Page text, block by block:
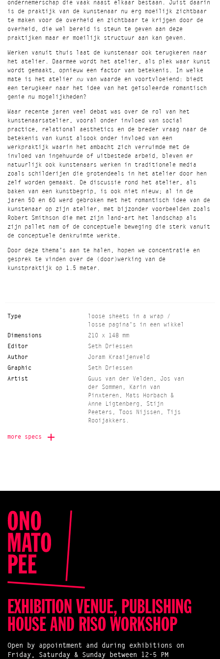
ondernemerschap die vaak naast elkaar bestaan. Juist daarin
is de praktijk van de kunstenaar nu erg moeilijk zichtbaar
te maken voor de overheid en zichtbaar te krijgen door de
overheid, die wel bereid is steun te geven aan deze
praktijken maar er moeilijk structuur aan kan geven.
Werken vanuit thuis laat de kunstenaar ook terugkeren naar
het atelier. Daarmee wordt het atelier, als plek waar kunst
wordt gemaakt, opnieuw een factor van betekenis. In welke
mate is het atelier nuvan waarde en voortvloeiend: biedt
een terugkeer naar het idee van het geïsoleerde romantisch
genie nu mogelijkheden?
Waar recente jaren veel debat was over de rol van het
kunstenaarsatelier, vooral onder invloed van social
practice, relational aesthetics en de breder vraag naar de
betekenis van kunst alsook onder invloed van een
werkpraktijk waarin het ambacht zich verruimde met de
invloed van ingehuurde of uitbestede arbeid, bleven er
natuurlijk ook kunstenaars werken in traditionele media
zoals schilderijen die grotendeels in het atelier door hen
zelf worden gemaakt. De discussie rond het atelier, als
baken van een kunstbegrip, is ook niet nieuw; al in de
jaren 50 en 60 werd gebroken met het romantisch idee van de
kunstenaar op zijn atelier, met bijzonder voorbeelden zoals
Robert Smithson die met zijn land-art het landschap als
zijn pallet nam of de conceptuele beweging die sterk vanuit
de conceptuele denkruimte werkte.
Door deze thema’s aan te halen, hopen we concentratie en
gesprek te vinden over de (door)werking van de
kunstpraktijk op 1.5 meter.
Type
loose sheets in a wrap /
losse pagina's in een wikkel
Dimensions
210 x 148 mm
Editor
Seth Driessen
Author
Joram Kraaijenveld
Graphic
Seth Driessen
Artist
Guus van der Velden, Jos van
der Sommen, Karin van
Pinxteren, Mats Horbach &
Anne Ligtenberg, Stijn
Peeters, Toos Nijssen, Tijs
Rooijakkers.
laserprinter
Image specs
Editorial assistant
Made possible by
more specs
EXHIBITION VENUE, PUBLISHING
HOUSE AND RISO WORKSHOP
Open by appointment and during exhibitions on
Friday, Saturday & Sunday between 12-5 PM